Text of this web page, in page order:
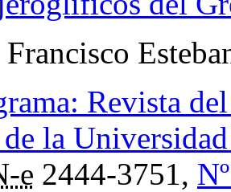
Francisco
Revista
la
e 2444-3751,